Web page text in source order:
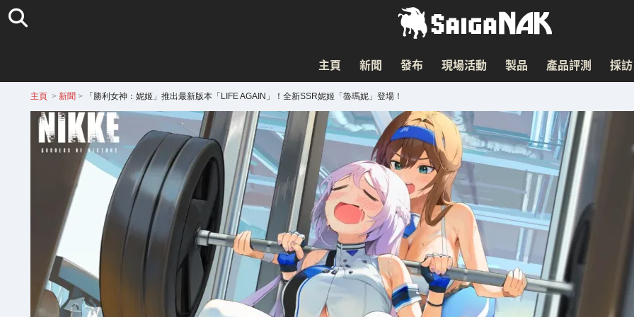
主頁 新聞 發布 現場活動 製品 產品評測 採訪
主頁 > 新聞 > 「勝利女神：妮姬」推出最新版本「LIFE AGAIN」！全新SSR妮姬「魯瑪妮」登場！